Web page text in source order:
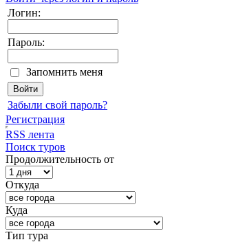
Логин:
Пароль:
Запомнить меня
Забыли свой пароль?
Регистрация
RSS лента
Поиск туров
Продолжительность от
Откуда
Куда
Тип тура